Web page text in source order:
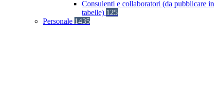
Consulenti e collaboratori (da pubblicare in
tabelle) 125
Personale 1435